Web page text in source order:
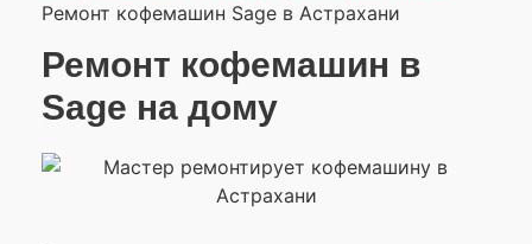
Ремонт кофемашин Sage в Астрахани
Ремонт кофемашин в
Sage на дому